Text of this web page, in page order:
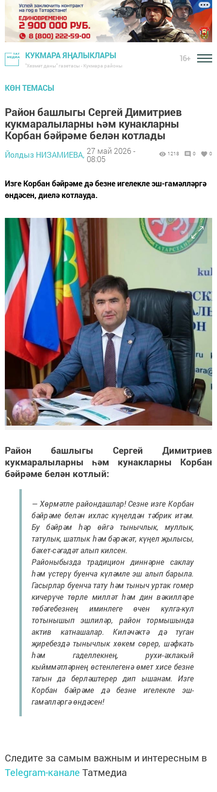
КУКМАРА ЯҢАЛЫКЛАРЫ
"Хезмәт даны" газетасы - Кукмара районы
16+
КӨН ТЕМАСЫ
Район башлыгы Сергей Димитриев
кукмаралыларны һәм кунакларны
Корбан бәйрәме белән котлады
Йолдыз НИЗАМИЕВА, 27 май 2026 -
08:05
1218 0 0
Изге Корбан бәйрәме дә безне игелекле эш-гамәлләргә
өндәсен, диелә котлауда.
Район башлыгы Сергей Димитриев
кукмаралыларны һәм кунакларны Корбан
бәйрәме белән котлый:
— Хөрмәтле райондашлар! Сезне изге Корбан
бәйрәме белән ихлас күңелдән тәбрик итәм.
Бу бәйрәм һәр өйгә тынычлык, муллык,
татулык, шатлык һәм бәрәкәт, күңел җылысы,
бәхет-сәгадәт алып килсен.
Районыбызда традицион диннәрне саклау
һәм үстерү буенча күләмле эш алып барыла.
Гасырлар буенча тату һәм тыныч уртак гомер
кичерүче төрле милләт һәм дин вәкилләре
төбәгебезнең иминлеге өчен кулга-кул
тотынышып эшлиләр, район тормышында
актив катнашалар. Киләчәктә дә туган
җиребездә тынычлык хөкем сөрер, шәфкать
һәм гаделлекнең, рухи-әхлакый
кыйммәтләрнең өстенлегенә өмет хисе безне
тагын да берләштерер дип ышанам. Изге
Корбан бәйрәме дә безне игелекле эш-
гамәлләргә өндәсен!
Следите за самым важным и интересным в
Telegram-канале Татмедиа